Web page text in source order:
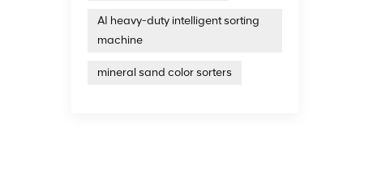
AI heavy-duty intelligent sorting
machine
mineral sand color sorters